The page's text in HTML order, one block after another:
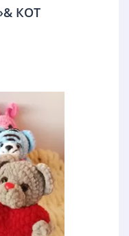
КОТ